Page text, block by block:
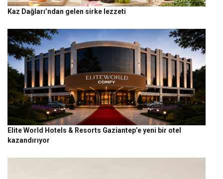
Kaz Dağları’ndan gelen sirke lezzeti
Elite World Hotels & Resorts Gaziantep’e yeni bir otel
kazandırıyor